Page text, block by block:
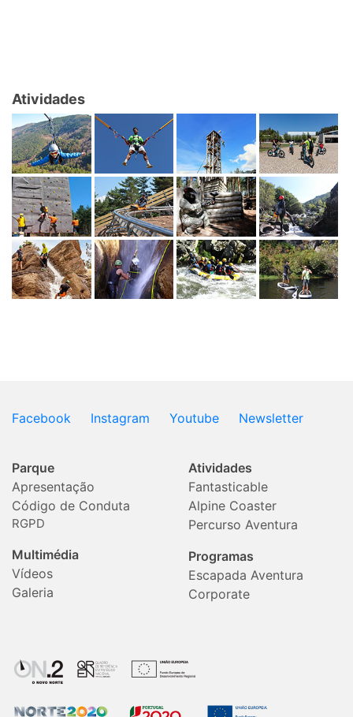
Atividades
Facebook Instagram Youtube Newsletter
Parque
Apresentação
Código de Conduta
RGPD
Multimédia
Vídeos
Galeria
Atividades
Fantasticable
Alpine Coaster
Percurso Aventura
Programas
Escapada Aventura
Corporate